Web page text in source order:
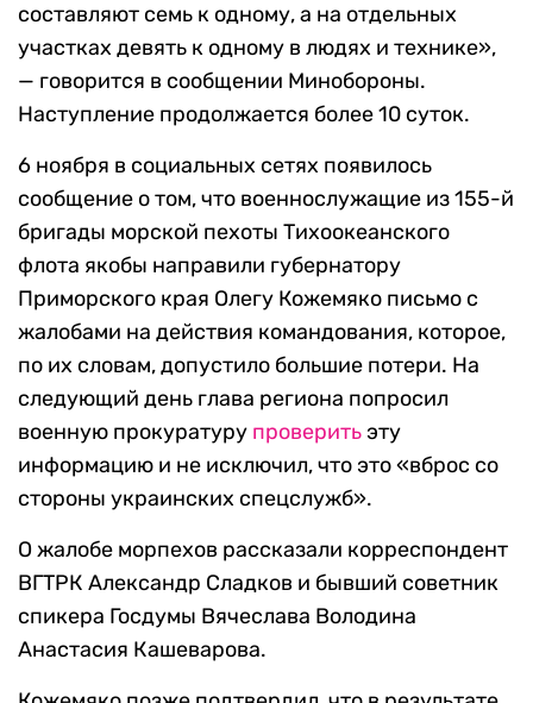
составляют семь к одному, а на отдельных
участках девять к одному в людях и технике»,
— говорится в сообщении Минобороны.
Наступление продолжается более 10 суток.
6 ноября в социальных сетях появилось
сообщение о том, что военнослужащие из 155-й
бригады морской пехоты Тихоокеанского
флота якобы направили губернатору
Приморского края Олегу Кожемяко письмо с
жалобами на действия командования, которое,
по их словам, допустило большие потери. На
следующий день глава региона попросил
военную прокуратуру проверить эту
информацию и не исключил, что это «вброс со
стороны украинских спецслужб».
О жалобе морпехов рассказали корреспондент
ВГТРК Александр Сладков и бывший советник
спикера Госдумы Вячеслава Володина
Анастасия Кашеварова.